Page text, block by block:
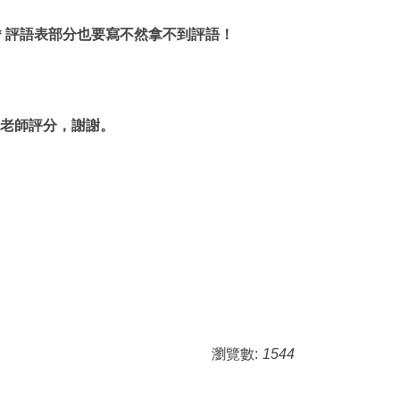
評語表部分也要寫不然拿不到評語！
師評分，謝謝。
瀏覽數: 1544